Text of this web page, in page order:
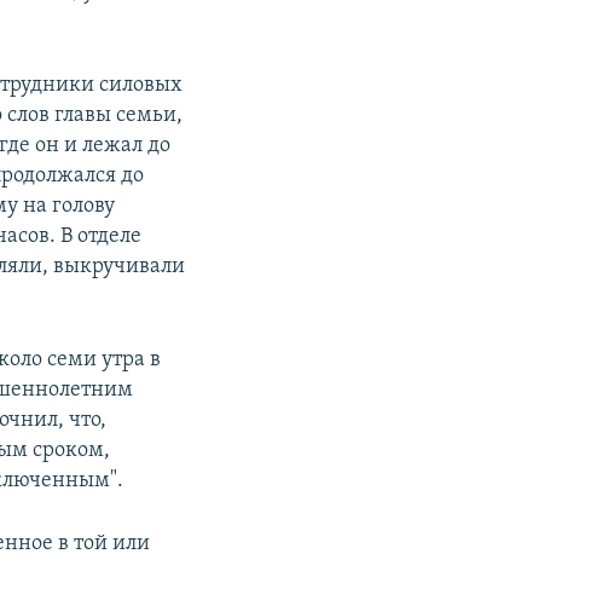
силовых
главы семьи,
он и лежал до
до
на голову
В отделе
выкручивали
семи утра в
что,
сроком,
в той или